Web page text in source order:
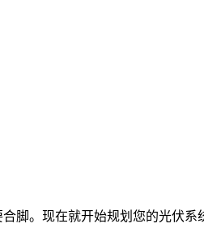
脚。现在就开始规划您的光伏系